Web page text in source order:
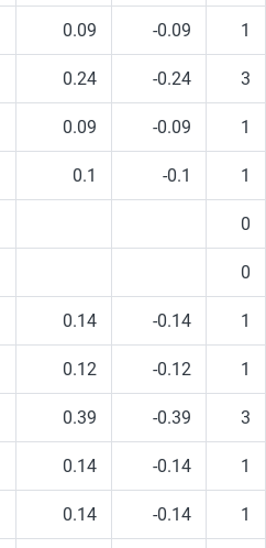
0.09 -0.09 1
0.24 -0.24 3
0.09 -0.09 1
0.1 -0.1 1
0
0
0.14 -0.14 1
0.12 -0.12 1
0.39 -0.39 3
0.14 -0.14 1
0.14 -0.14 1